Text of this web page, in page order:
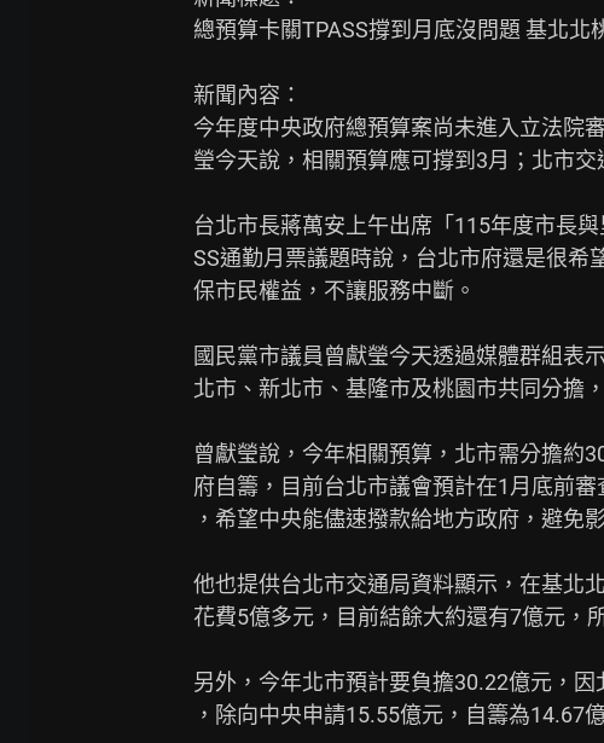
總預算卡關TPASS撐到月底沒問題 基北北
新聞內容：
今年度中央政府總預算案尚未進入立法院
瑩今天說，相關預算應可撐到3月；北市
台北市長蔣萬安上午出席「115年度市長
SS通勤月票議題時說，台北市府還是很
保市民權益，不讓服務中斷。
國民黨市議員曾獻瑩今天透過媒體群組表
北市、新北市、基隆市及桃園市共同分擔
曾獻瑩說，今年相關預算，北市需分擔約
府自籌，目前台北市議會預計在1月底前
，希望中央能儘速撥款給地方政府，避免
他也提供台北市交通局資料顯示，在基北
花費5億多元，目前結餘大約還有7億元，
另外，今年北市預計要負擔30.22億元，
，除向中央申請15.55億元，自籌為14.67